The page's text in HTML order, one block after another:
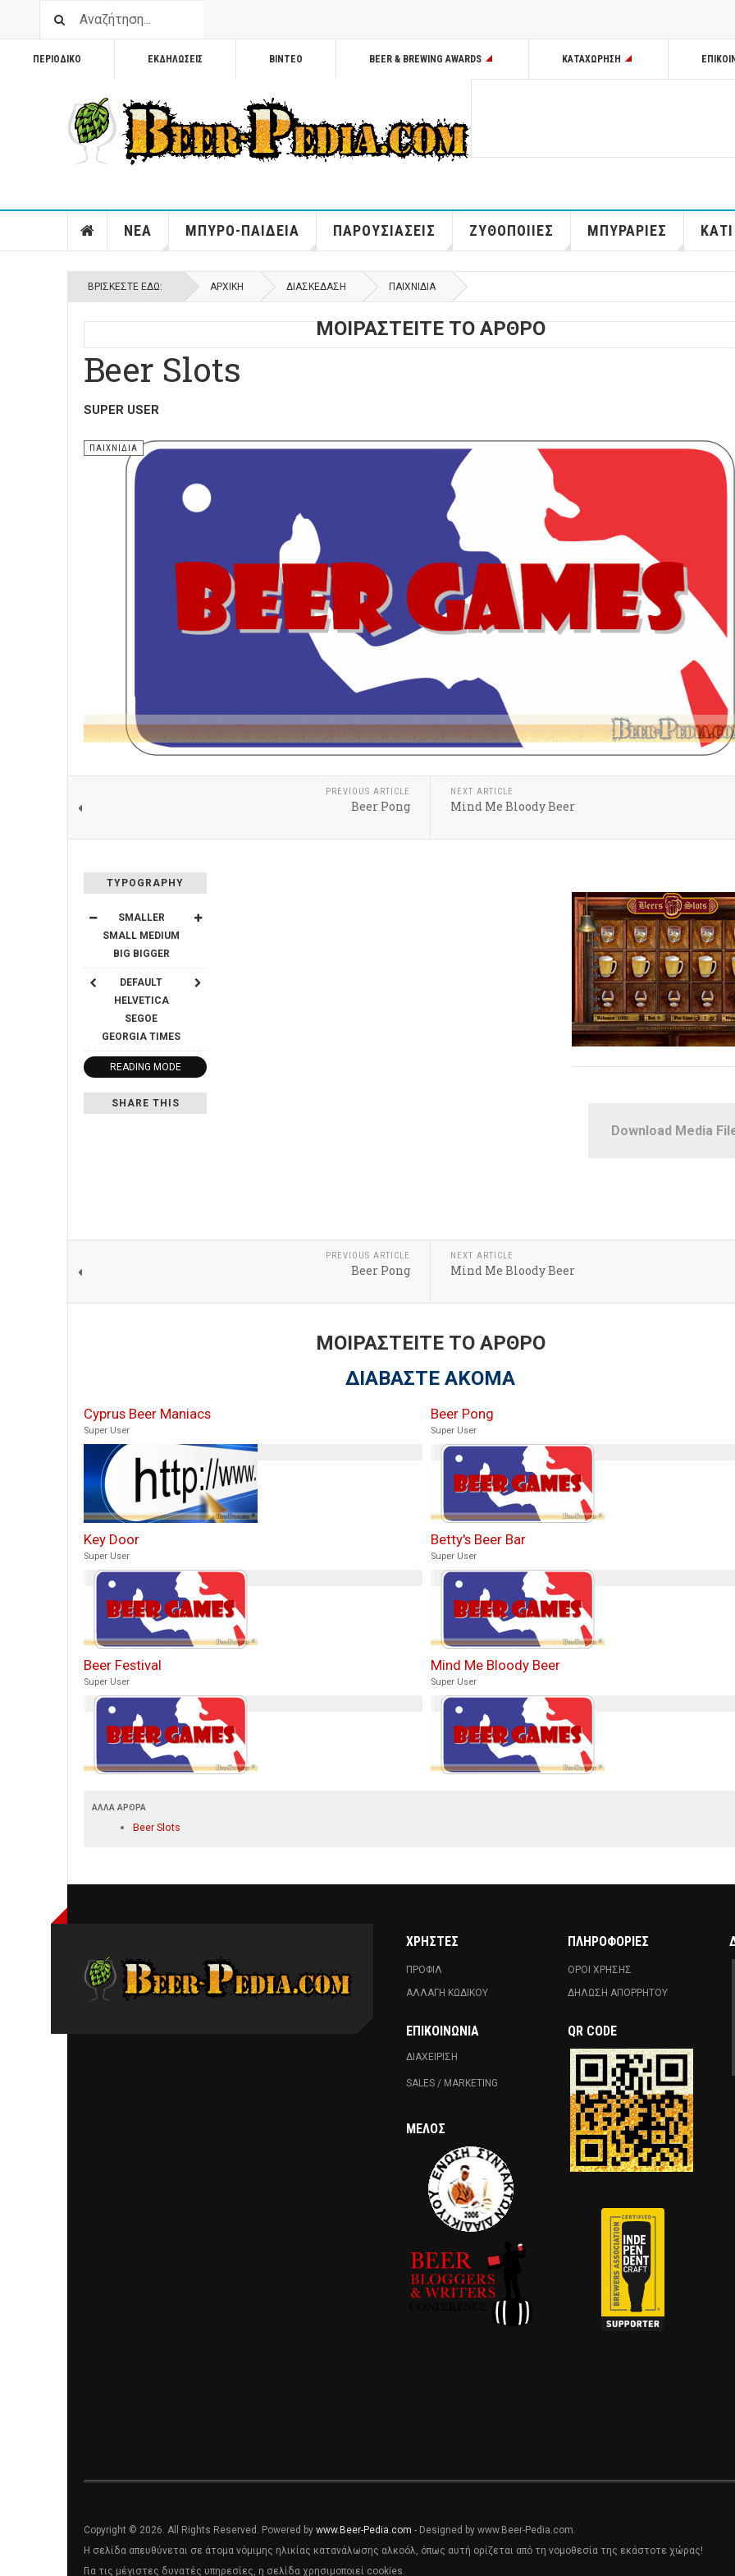
ΠΕΡΙΟΔΙΚΟ ΕΚΔΗΛΩΣΕΙΣ ΒΙΝΤΕΟ BEER & BREWING AWARDS ΚΑΤΑΧΩΡΗΣΗ
ΝΕΑ ΜΠΥΡΟ-ΠΑΙΔΕΙΑ ΠΑΡΟΥΣΙΑΣΕΙΣ ΖΥΘΟΠΟΙΙΕΣ ΜΠΥΡΑΡΙΕΣ
ΒΡΊΣΚΕΣΤΕ ΕΔΏ: ΑΡΧΙΚΉ ΔΙΑΣΚΕΔΑΣΗ ΠΑΙΧΝΙΔΙΑ
ΜΟΙΡΑΣΤΕΙΤΕ ΤΟ ΑΡΘΡΟ
Beer Slots
SUPER USER
ΠΑΙΧΝΙΔΙΑ
PREVIOUS ARTICLE
Beer Pong
NEXT ARTICLE
Mind Me Bloody Beer
TYPOGRAPHY
SMALLER
SMALL MEDIUM
BIG BIGGER
DEFAULT
HELVETICA
SEGOE
GEORGIA TIMES
READING MODE
SHARE THIS
Download Media
PREVIOUS ARTICLE
Beer Pong
NEXT ARTICLE
Mind Me Bloody Beer
ΜΟΙΡΑΣΤΕΙΤΕ ΤΟ ΑΡΘΡΟ
ΔΙΑΒΑΣΤΕ ΑΚΟΜΑ
Cyprus Beer Maniacs
Super User
Beer Pong
Super User
Key Door
Super User
Betty's Beer Bar
Super User
Beer Festival
Super User
Mind Me Bloody Beer
Super User
ΆΛΛΑ ΆΡΘΡΑ
Beer Slots
ΧΡΗΣΤΕΣ
ΠΡΟΦΙΛ
ΑΛΛΑΓΗ ΚΩΔΙΚΟΥ
ΕΠΙΚΟΙΝΩΝΊΑ
ΔΙΑΧΕΙΡΙΣΗ
SALES / MARKETING
ΜΈΛΟΣ
ΠΛΗΡΟΦΟΡΙΕΣ
ΟΡΟΙ ΧΡΗΣΗΣ
ΔΗΛΩΣΗ ΑΠΟΡΡΗΤΟΥ
QR CODE
Copyright © 2026. All Rights Reserved. Powered by www.Beer-Pedia.com - Designed by www.Beer-Pedia.com.
Η σελίδα απευθύνεται σε άτομα νόμιμης ηλικίας κατανάλωσης αλκοόλ, όπως αυτή ορίζεται από τη νομοθεσία της εκάστοτε χώρας!
Για τις μέγιστες δυνατές υπηρεσίες, η σελίδα χρησιμοποιεί cookies.